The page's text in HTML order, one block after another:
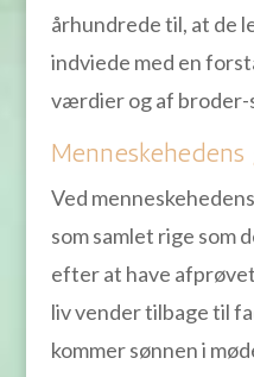
århundrede til, at de
indviede med en
værdier og af broder-
Menneskehedens
Ved
som samlet rige som
efter at have
liv vender tilbage til
kommer sønnen i